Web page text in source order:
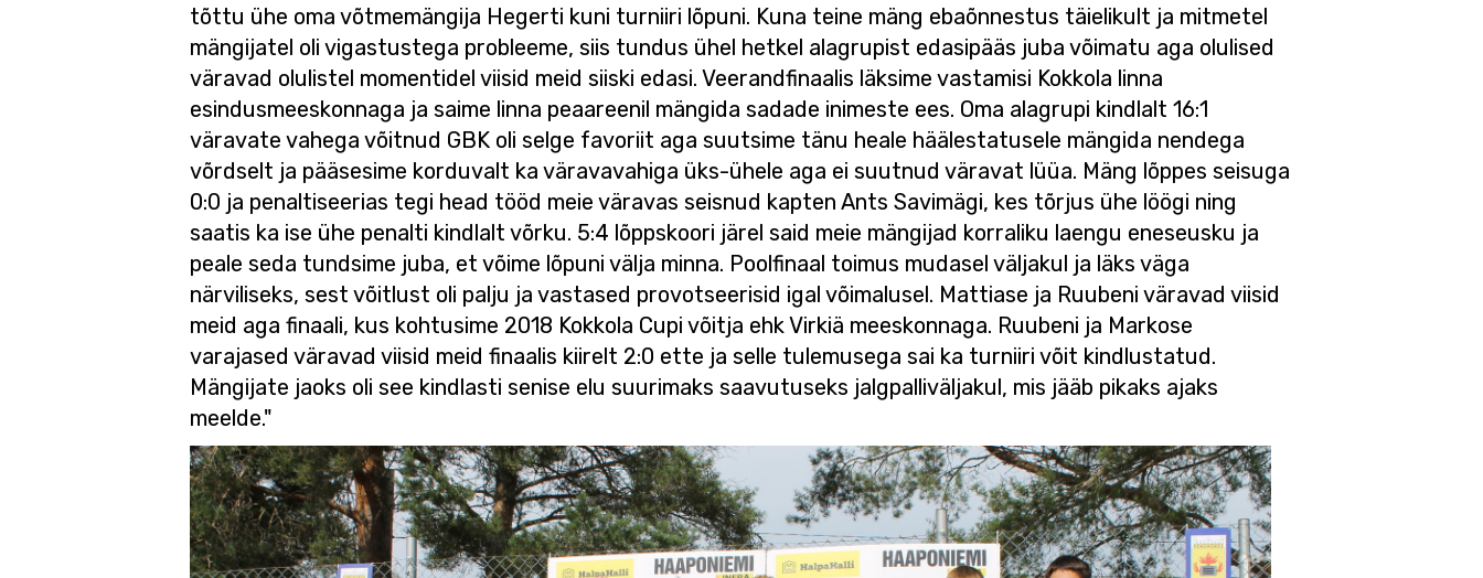
tõttu ühe oma võtmemängija Hegerti kuni turniiri lõpuni. Kuna teine mäng ebaõnnestus täielikult ja mitmetel
mängijatel oli vigastustega probleeme, siis tundus ühel hetkel alagrupist edasipääs juba võimatu aga olulised
väravad olulistel momentidel viisid meid siiski edasi. Veerandfinaalis läksime vastamisi Kokkola linna
esindusmeeskonnaga ja saime linna peaareenil mängida sadade inimeste ees. Oma alagrupi kindlalt 16:1
väravate vahega võitnud GBK oli selge favoriit aga suutsime tänu heale häälestatusele mängida nendega
võrdselt ja pääsesime korduvalt ka väravavahiga üks-ühele aga ei suutnud väravat lüüa. Mäng lõppes seisuga
0:0 ja penaltiseerias tegi head tööd meie väravas seisnud kapten Ants Savimägi, kes tõrjus ühe löögi ning
saatis ka ise ühe penalti kindlalt võrku. 5:4 lõppskoori järel said meie mängijad korraliku laengu eneseusku ja
peale seda tundsime juba, et võime lõpuni välja minna. Poolfinaal toimus mudasel väljakul ja läks väga
närviliseks, sest võitlust oli palju ja vastased provotseerisid igal võimalusel. Mattiase ja Ruubeni väravad viisid
meid aga finaali, kus kohtusime 2018 Kokkola Cupi võitja ehk Virkiä meeskonnaga. Ruubeni ja Markose
varajased väravad viisid meid finaalis kiirelt 2:0 ette ja selle tulemusega sai ka turniiri võit kindlustatud.
Mängijate jaoks oli see kindlasti senise elu suurimaks saavutuseks jalgpalliväljakul, mis jääb pikaks ajaks
meelde."